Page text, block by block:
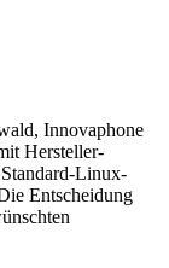
Innovaphone
Hersteller-
Linux-
Entscheidung